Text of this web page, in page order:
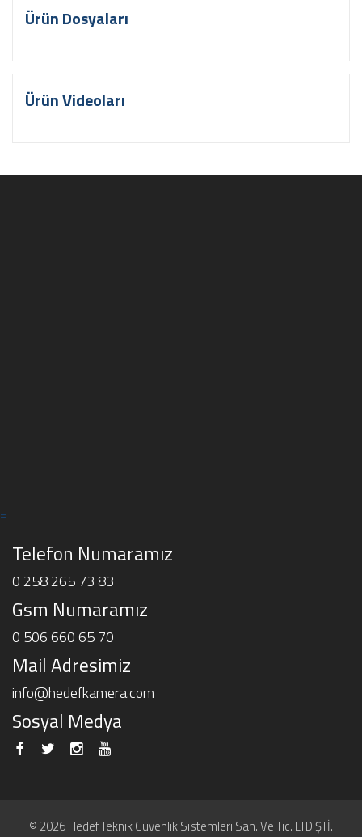
Ürün Dosyaları
Ürün Videoları
=
Telefon Numaramız
0 258 265 73 83
Gsm Numaramız
0 506 660 65 70
Mail Adresimiz
info@hedefkamera.com
Sosyal Medya
© 2026 Hedef Teknik Güvenlik Sistemleri San. Ve Tic. LTD.ŞTİ.